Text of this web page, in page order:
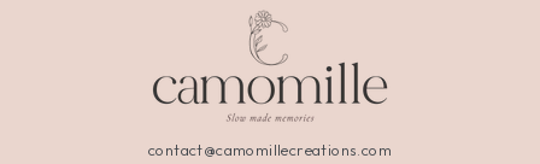
contact@camomillecreations.com